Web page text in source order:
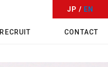
RECRUIT CONTACT
JP / EN